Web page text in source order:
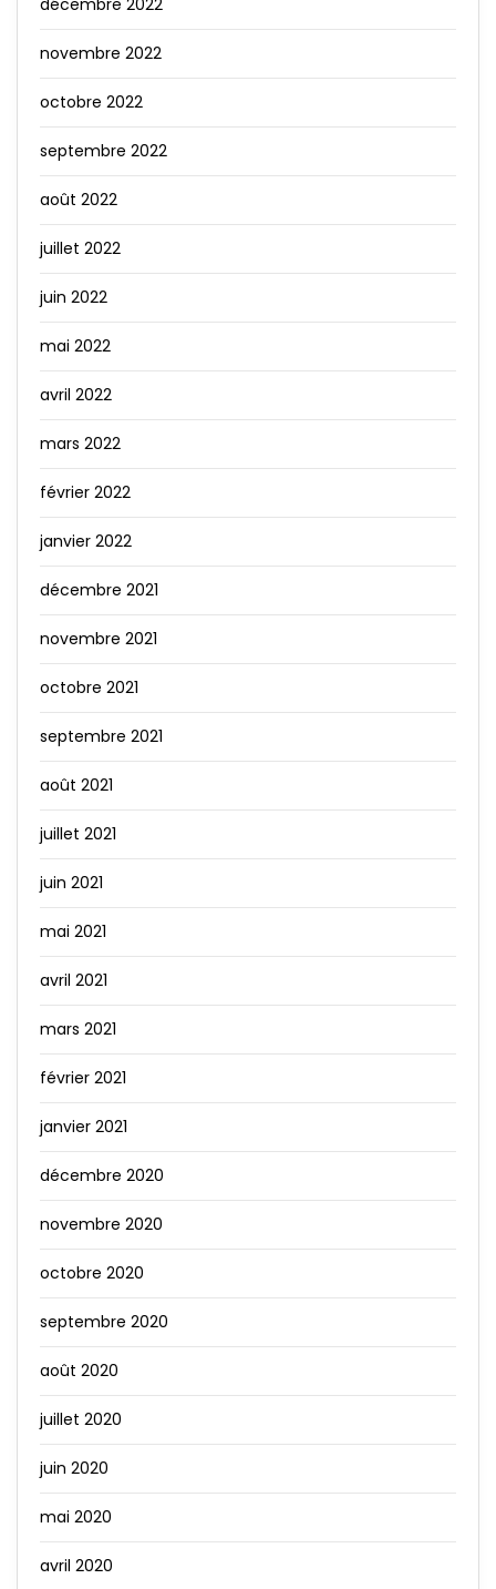
décembre 2022
novembre 2022
octobre 2022
septembre 2022
août 2022
juillet 2022
juin 2022
mai 2022
avril 2022
mars 2022
février 2022
janvier 2022
décembre 2021
novembre 2021
octobre 2021
septembre 2021
août 2021
juillet 2021
juin 2021
mai 2021
avril 2021
mars 2021
février 2021
janvier 2021
décembre 2020
novembre 2020
octobre 2020
septembre 2020
août 2020
juillet 2020
juin 2020
mai 2020
avril 2020